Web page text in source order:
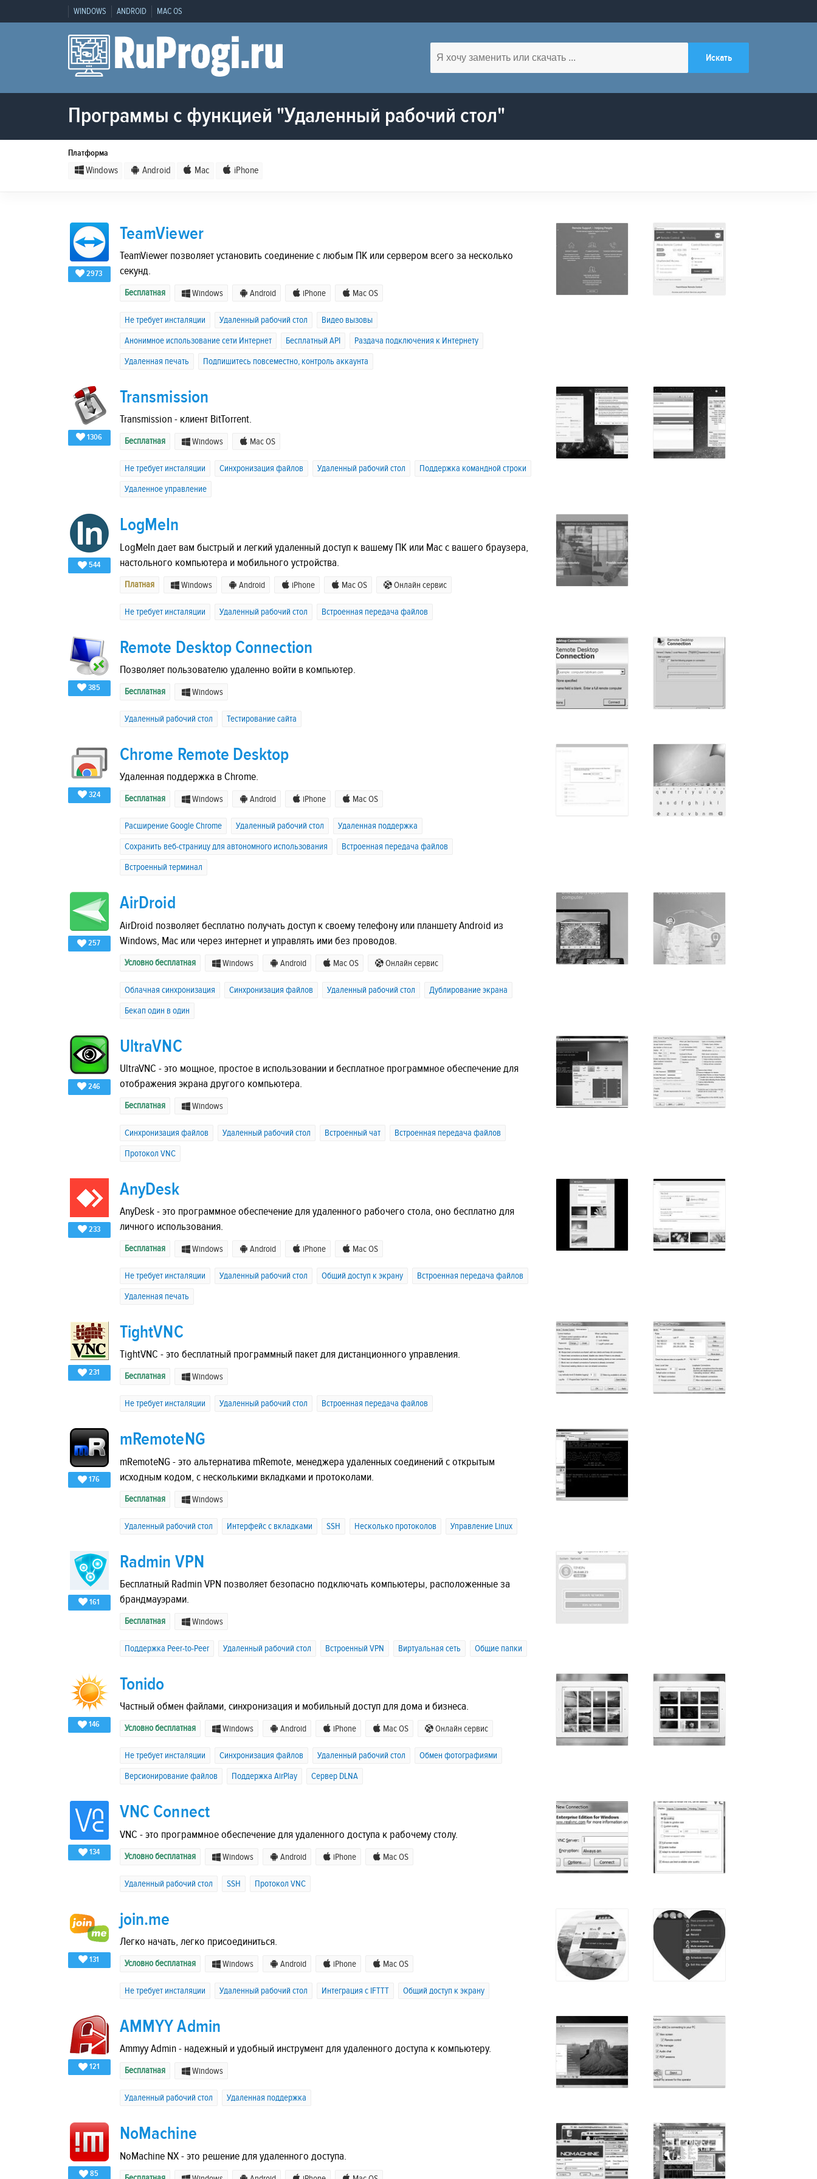
WINDOWS ANDROID MAC OS
Программы с функцией "Удаленный рабочий стол"
Платформа
Windows Android Mac iPhone
2973
TeamViewer
TeamViewer позволяет установить соединение с любым ПК или сервером всего за несколько
секунд.
Бесплатная Windows Android iPhone Mac OS
Не требует инсталяции Удаленный рабочий стол
Видео вызовы
Анонимное использование сети Интернет
Бесплатный API
Раздача подключения к Интернету
Удаленная печать
Подпишитесь повсеместно, контроль аккаунта
1306
Transmission
Transmission - клиент BitTorrent.
Бесплатная Windows Mac OS
Не требует инсталяции Синхронизация файлов Удаленный рабочий стол
Поддержка командной строки
Удаленное управление
544
LogMeIn
LogMeIn дает вам быстрый и легкий удаленный доступ к вашему ПК или Mac с вашего браузера,
настольного компьютера и мобильного устройства.
Платная Windows Android iPhone Mac OS Онлайн сервис
Не требует инсталяции Удаленный рабочий стол Встроенная передача файлов
385
Remote Desktop Connection
Позволяет пользователю удаленно войти в компьютер.
Бесплатная Windows
Удаленный рабочий стол Тестирование сайта
324
Chrome Remote Desktop
Удаленная поддержка в Chrome.
Бесплатная Windows Android iPhone Mac OS
Расширение Google Chrome Удаленный рабочий стол
Удаленная поддержка
Сохранить веб-страницу для автономного использования
Встроенная передача файлов
Встроенный терминал
257
AirDroid
AirDroid позволяет бесплатно получать доступ к своему телефону или планшету Android из
Windows, Mac или через интернет и управлять ими без проводов.
Условно бесплатная Windows Android Mac OS Онлайн сервис
Облачная синхронизация Синхронизация файлов Удаленный рабочий стол
Дублирование экрана
Бекап один в один
246
UltraVNC
UltraVNC - это мощное, простое в использовании и бесплатное программное обеспечение для
отображения экрана другого компьютера.
Бесплатная Windows
Синхронизация файлов Удаленный рабочий стол Встроенный чат
Встроенная передача файлов
Протокол VNC
233
AnyDesk
AnyDesk - это программное обеспечение для удаленного рабочего стола, оно бесплатно для
личного использования.
Бесплатная Windows Android iPhone Mac OS
Не требует инсталяции Удаленный рабочий стол Общий доступ к экрану
Встроенная передача файлов
Удаленная печать
231
TightVNC
TightVNC - это бесплатный программный пакет для дистанционного управления.
Бесплатная Windows
Не требует инсталяции Удаленный рабочий стол Встроенная передача файлов
176
mRemoteNG
mRemoteNG - это альтернатива mRemote, менеджера удаленных соединений с открытым
исходным кодом, с несколькими вкладками и протоколами.
Бесплатная Windows
Удаленный рабочий стол Интерфейс с вкладками SSH Несколько протоколов Управление Linux
161
Radmin VPN
Бесплатный Radmin VPN позволяет безопасно подключать компьютеры, расположенные за
брандмауэрами.
Бесплатная Windows
Поддержка Peer-to-Peer Удаленный рабочий стол Встроенный VPN Виртуальная сеть Общие папки
146
Tonido
Частный обмен файлами, синхронизация и мобильный доступ для дома и бизнеса.
Условно бесплатная Windows Android iPhone Mac OS Онлайн сервис
Не требует инсталяции Синхронизация файлов Удаленный рабочий стол
Обмен фотографиями
Версионирование файлов
Поддержка AirPlay Сервер DLNA
134
VNC Connect
VNC - это программное обеспечение для удаленного доступа к рабочему столу.
Условно бесплатная Windows Android iPhone Mac OS
Удаленный рабочий стол SSH Протокол VNC
131
join.me
Легко начать, легко присоединиться.
Условно бесплатная Windows Android iPhone Mac OS
Не требует инсталяции Удаленный рабочий стол Интеграция с IFTTT Общий доступ к экрану
121
AMMYY Admin
Ammyy Admin - надежный и удобный инструмент для удаленного доступа к компьютеру.
Бесплатная Windows
Удаленный рабочий стол Удаленная поддержка
85
NoMachine
NoMachine NX - это решение для удаленного доступа.